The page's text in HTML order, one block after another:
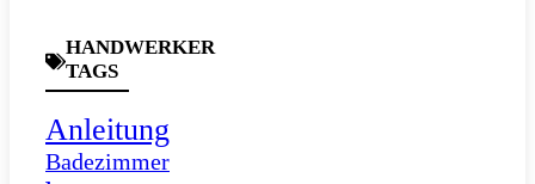
HANDWERKER
TAGS
Anleitung
Badezimmer